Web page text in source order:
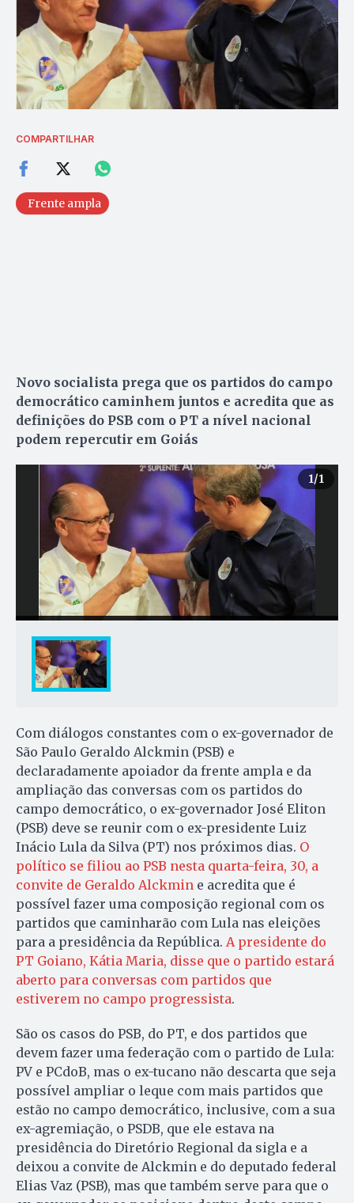
COMPARTILHAR
Frente ampla
Novo socialista prega que os partidos do campo
democrático caminhem juntos e acredita que as
definições do PSB com o PT a nível nacional
podem repercutir em Goiás
1/1
Com diálogos constantes com o ex-governador de
São Paulo Geraldo Alckmin (PSB) e
declaradamente apoiador da frente ampla e da
ampliação das conversas com os partidos do
campo democrático, o ex-governador José Eliton
(PSB) deve se reunir com o ex-presidente Luiz
Inácio Lula da Silva (PT) nos próximos dias. O
político se filiou ao PSB nesta quarta-feira, 30, a
convite de Geraldo Alckmin e acredita que é
possível fazer uma composição regional com os
partidos que caminharão com Lula nas eleições
para a presidência da República. A presidente do
PT Goiano, Kátia Maria, disse que o partido estará
aberto para conversas com partidos que
estiverem no campo progressista.
São os casos do PSB, do PT, e dos partidos que
devem fazer uma federação com o partido de Lula:
PV e PCdoB, mas o ex-tucano não descarta que seja
possível ampliar o leque com mais partidos que
estão no campo democrático, inclusive, com a sua
ex-agremiação, o PSDB, que ele estava na
presidência do Diretório Regional da sigla e a
deixou a convite de Alckmin e do deputado federal
Elias Vaz (PSB), mas que também serve para que o